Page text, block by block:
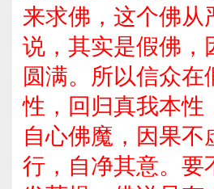
来求佛，这个佛从
说，其实是假佛，
圆满。所以信众在
性，回归真我本性
自心佛魔，因果不
行，自净其意。要